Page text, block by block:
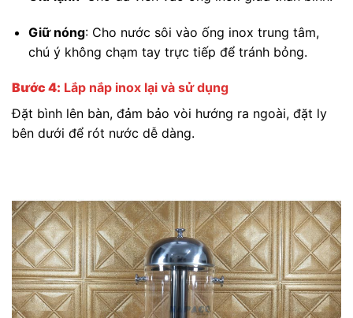
Giữ nóng: Cho nước sôi vào ống inox trung tâm,
chú ý không chạm tay trực tiếp để tránh bỏng.
Bước 4: Lắp nắp inox lại và sử dụng
Đặt bình lên bàn, đảm bảo vòi hướng ra ngoài, đặt ly
bên dưới để rót nước dễ dàng.